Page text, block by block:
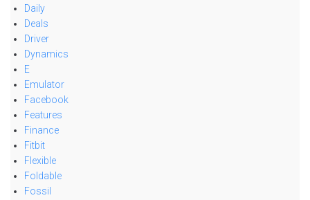
Daily
Deals
Driver
Dynamics
E
Emulator
Facebook
Features
Finance
Fitbit
Flexible
Foldable
Fossil